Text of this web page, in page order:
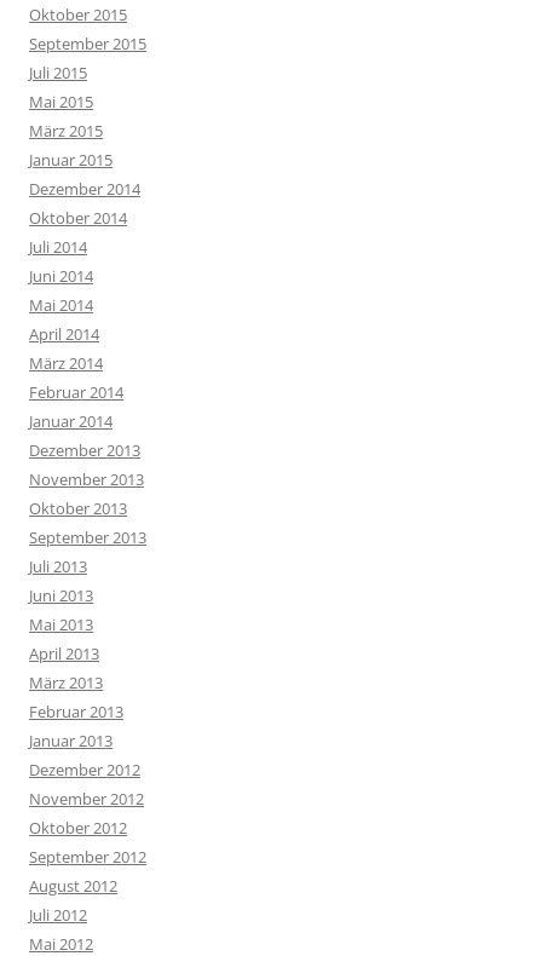
Oktober 2015
September 2015
Juli 2015
Mai 2015
März 2015
Januar 2015
Dezember 2014
Oktober 2014
Juli 2014
Juni 2014
Mai 2014
April 2014
März 2014
Februar 2014
Januar 2014
Dezember 2013
November 2013
Oktober 2013
September 2013
Juli 2013
Juni 2013
Mai 2013
April 2013
März 2013
Februar 2013
Januar 2013
Dezember 2012
November 2012
Oktober 2012
September 2012
August 2012
Juli 2012
Mai 2012